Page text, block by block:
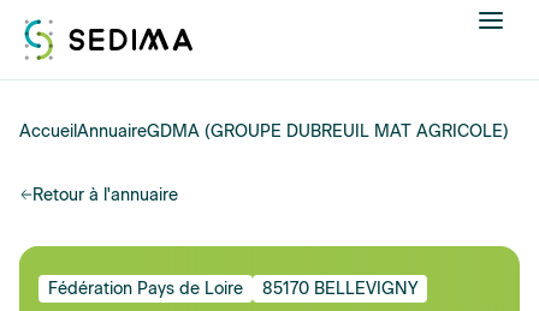
Nous connaître
Actualités
Assistance et expertise
AccueilAnnuaireGDMA (GROUPE DUBREUIL MAT AGRICOLE)
Retour à l'annuaire
Fédération Pays de Loire 85170 BELLEVIGNY